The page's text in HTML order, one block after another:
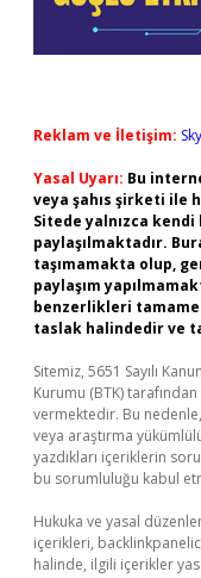
Reklam ve İletişim:
Yasal Uyarı: Bu
veya şahıs şirketi ile
Sitede yalnızca kendi
paylaşılmaktadır.
taşımamakta olup,
paylaşım
benzerlikleri
taslak halindedir ve
Sitemiz, 5651 Sayılı
Kurumu (BTK)
vermektedir. Bu
veya araştırma
yazdıkları içeriklerin
bu sorumluluğu kabul
Hukuka ve yasal
içerikleri,
halinde, ilgili içerikler